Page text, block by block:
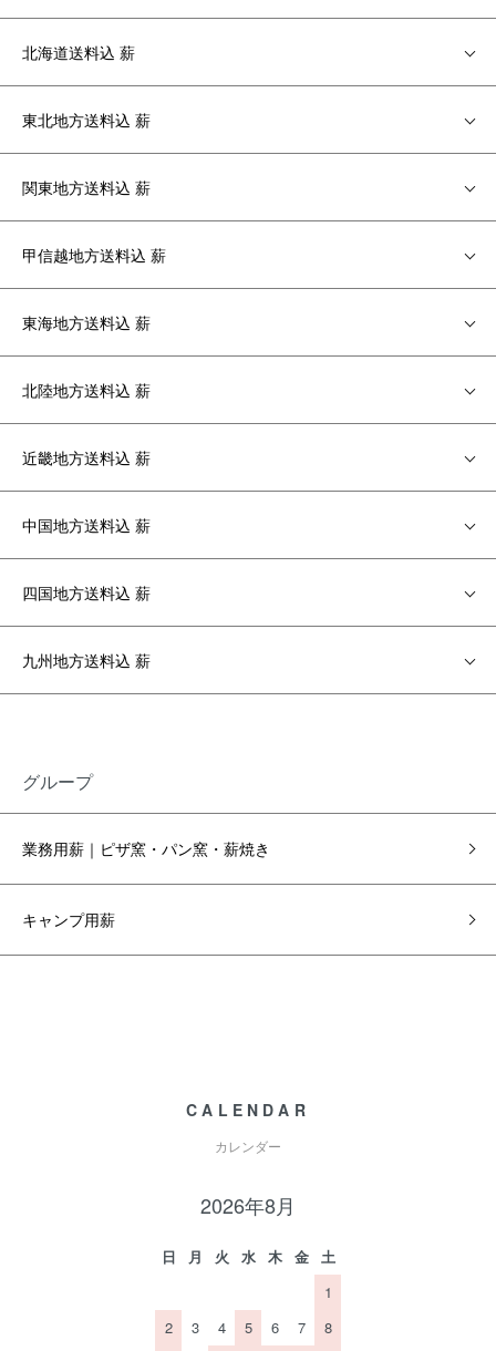
北海道送料込 薪
東北地方送料込 薪
関東地方送料込 薪
甲信越地方送料込 薪
東海地方送料込 薪
北陸地方送料込 薪
近畿地方送料込 薪
中国地方送料込 薪
四国地方送料込 薪
九州地方送料込 薪
グループ
業務用薪｜ピザ窯・パン窯・薪焼き
キャンプ用薪
CALENDAR
カレンダー
2026年8月
日 月 火 水 木 金
土
1
2
3 4 5 6 7
8